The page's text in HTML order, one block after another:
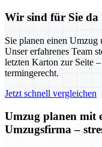
Wir sind für Sie da
Sie planen einen Umzug
Unser erfahrenes Team
letzten Karton zur Seite
termingerecht.
Jetzt schnell vergleichen
Umzug planen mit
Umzugsfirma –